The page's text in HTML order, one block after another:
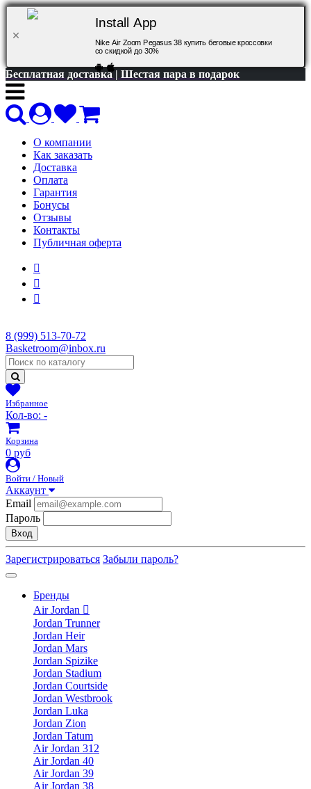
Install App
Nike Air Zoom Pegasus 38 купить беговые кроссовки
со скидкой до 30%
Бесплатная доставка | Шестая пара в подарок
О компании
Как заказать
Доставка
Оплата
Гарантия
Бонусы
Отзывы
Контакты
Публичная оферта
8 (999) 513-70-72
Basketroom@inbox.ru
Избранное
Кол-во: -
Корзина
0 руб
Войти / Новый
Аккаунт
Email
Пароль
Вход
Зарегистрироваться Забыли пароль?
Бренды
Air Jordan
Jordan Trunner
Jordan Heir
Jordan Mars
Jordan Spizike
Jordan Stadium
Jordan Courtside
Jordan Westbrook
Jordan Luka
Jordan Zion
Jordan Tatum
Air Jordan 312
Air Jordan 40
Air Jordan 39
Air Jordan 38